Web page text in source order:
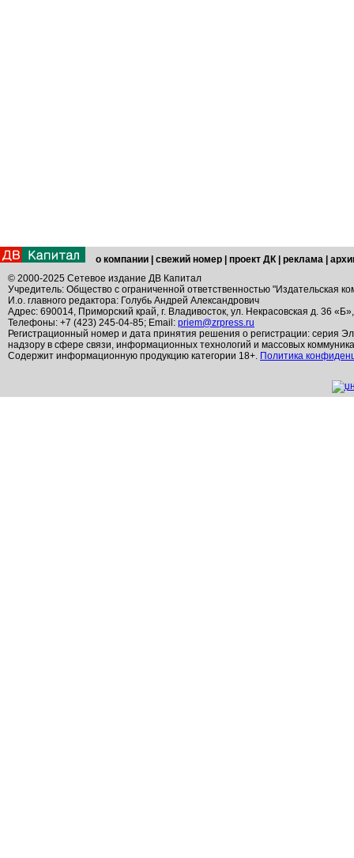
о компании свежий номер проект ДК реклама
© 2000-2025 Сетевое издание ДВ Капитал
Учредитель: Общество с ограниченной ответственностью "Издательская
И.о. главного редактора: Голубь Андрей Александрович
Адрес: 690014, Приморский край, г. Владивосток, ул. Некрасовская д. 36
Телефоны: +7 (423) 245-04-85; Email: priem@zrpress.ru
Регистрационный номер и дата принятия решения о регистрации: серия
надзору в сфере связи, информационных технологий и массовых
Содержит информационную продукцию категории 18+. Политика